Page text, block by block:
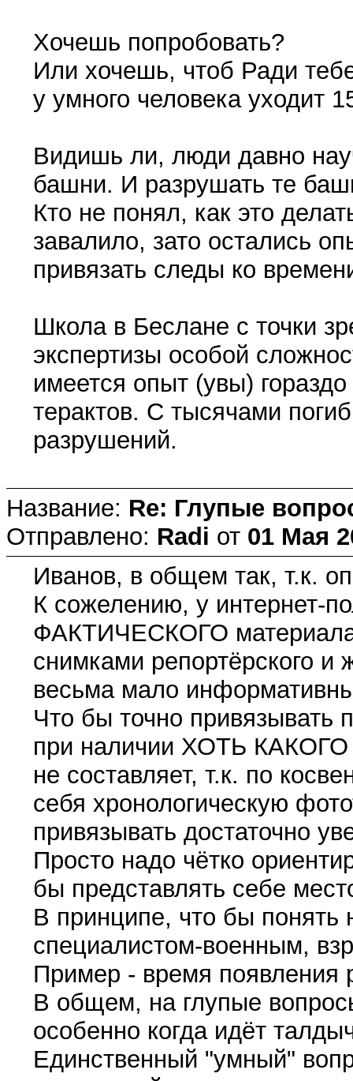
Хочешь попробовать?
Или хочешь, чтоб Ради
у умного человека уходит
Видишь ли, люди давно
башни. И разрушать те
Кто не понял, как это
завалило, зато остались
привязать следы ко
Школа в Беслане с точки
экспертизы особой
имеется опыт (увы)
терактов. С тысячами
разрушений.
Название: Re: Глупые
Отправлено: Radi от 01 Мая
Иванов, в общем так, т.к.
К сожелению, у интернет-
ФАКТИЧЕСКОГО материала
снимками репортёрского и
весьма мало
Что бы точно привязывать
при наличии ХОТЬ
не составляет, т.к. по
себя хронологическую
привязывать достаточно
Просто надо чётко
бы представлять себе
В принципе, что бы
специалистом-военным,
Пример - время появления
В общем, на глупые
особенно когда идёт
Единственный "умный"